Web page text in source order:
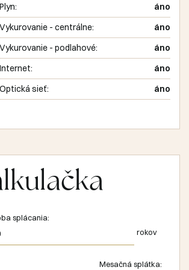
Plyn:
áno
Vykurovanie - centrálne:
áno
Vykurovanie - podlahové:
áno
Internet:
áno
Optická sieť:
áno
splácania:
rokov
Mesačná splátka: